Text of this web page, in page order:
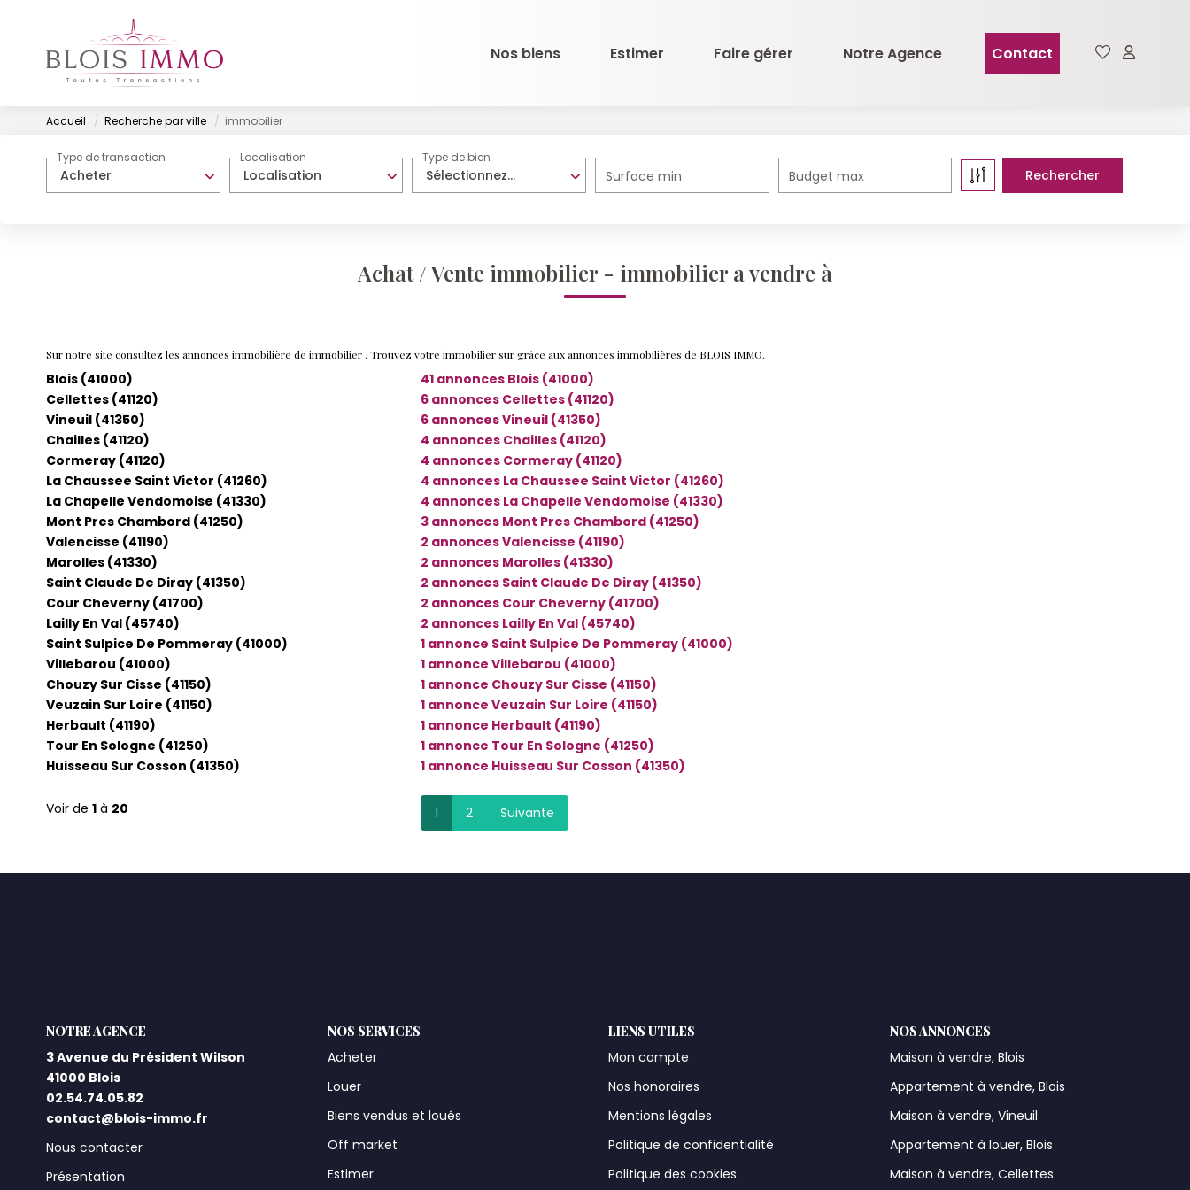
Nos biens Estimer Faire gérer Notre Agence Contact
Accueil Recherche par ville immobilier
Acheter
Type de transaction
Localisation
Localisation
Sélectionnez...
Type de bien
Surface min Budget max
Achat / Vente immobilier - immobilier a vendre à
Sur notre site consultez les annonces immobilière de immobilier . Trouvez votre immobilier sur grâce aux annonces immobilières de BLOIS IMMO.
Blois (41000)
41 annonces Blois (41000)
Cellettes (41120)
6 annonces Cellettes (41120)
Vineuil (41350)
6 annonces Vineuil (41350)
Chailles (41120)
4 annonces Chailles (41120)
Cormeray (41120)
4 annonces Cormeray (41120)
La Chaussee Saint Victor (41260)
4 annonces La Chaussee Saint Victor (41260)
La Chapelle Vendomoise (41330)
4 annonces La Chapelle Vendomoise (41330)
Mont Pres Chambord (41250)
3 annonces Mont Pres Chambord (41250)
Valencisse (41190)
2 annonces Valencisse (41190)
Marolles (41330)
2 annonces Marolles (41330)
Saint Claude De Diray (41350)
2 annonces Saint Claude De Diray (41350)
Cour Cheverny (41700)
2 annonces Cour Cheverny (41700)
Lailly En Val (45740)
2 annonces Lailly En Val (45740)
Saint Sulpice De Pommeray (41000)
1 annonce Saint Sulpice De Pommeray (41000)
Villebarou (41000)
1 annonce Villebarou (41000)
Chouzy Sur Cisse (41150)
1 annonce Chouzy Sur Cisse (41150)
Veuzain Sur Loire (41150)
1 annonce Veuzain Sur Loire (41150)
Herbault (41190)
1 annonce Herbault (41190)
Tour En Sologne (41250)
1 annonce Tour En Sologne (41250)
Huisseau Sur Cosson (41350)
1 annonce Huisseau Sur Cosson (41350)
Voir de 1 à 20 1 2 Suivante
L'AGENCE
3 Avenue du Président Wilson
41000 Blois
02.54.74.05.82
contact@blois-immo.fr
Nous contacter
Présentation
NOS SERVICES
Acheter
Louer
Biens vendus et loués
Off market
Estimer
LIENS UTILES
Mon compte
Nos honoraires
Mentions légales
Politique de confidentialité
Politique des cookies
NOS ANNONCES
Maison à vendre, Blois
Appartement à vendre, Blois
Maison à vendre, Vineuil
Appartement à louer, Blois
Maison à vendre, Cellettes